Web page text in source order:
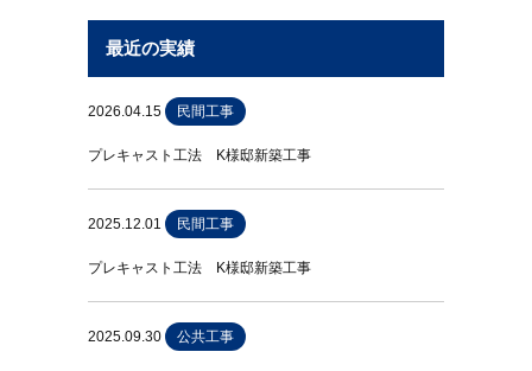
最近の実績
2026.04.15 民間工事
プレキャスト工法 K様邸新築工事
2025.12.01 民間工事
プレキャスト工法 K様邸新築工事
2025.09.30 公共工事